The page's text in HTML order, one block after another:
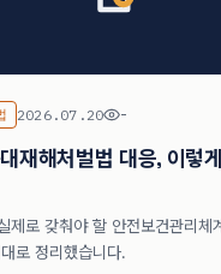
2026.07.20 -
재해처벌법 대응, 이렇
제로 갖춰야 할 안전보건관리체
로 정리했습니다.